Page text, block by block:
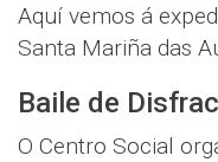
Aquí vemos á
Santa Mariña das
Baile de
O Centro Social